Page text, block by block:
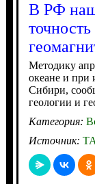
В РФ
Методику
океане и при
Сибири,
геологии и
Категория:
Источник: